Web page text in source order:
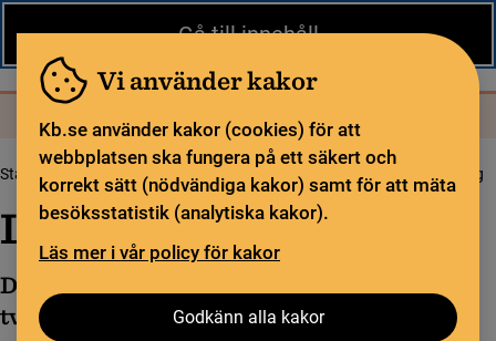
Gå till innehåll
Vi använder kakor
Kb.se använder kakor (cookies) för att
webbplatsen ska fungera på ett säkert och
korrekt sätt (nödvändiga kakor) samt för att mäta
besöksstatistik (analytiska kakor).
Läs mer i vår policy för kakor
Godkänn alla kakor
Startsida Pliktleverans Pliktleverans – så går det till Leveransförteckning
Leveransförteckning
Du behöver bifoga en leveransförteckning i
två exemplar när du skickar pliktexemplar.